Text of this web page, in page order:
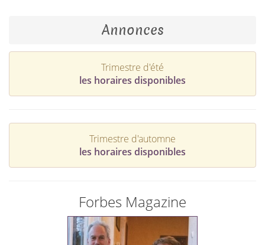
Annonces
Trimestre d'été
les horaires disponibles
Trimestre d'automne
les horaires disponibles
Forbes Magazine